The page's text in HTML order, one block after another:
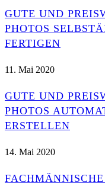
GUTE UND
PHOTOS
FERTIGEN
11. Mai 2020
GUTE UND
PHOTOS
ERSTELLEN
14. Mai 2020